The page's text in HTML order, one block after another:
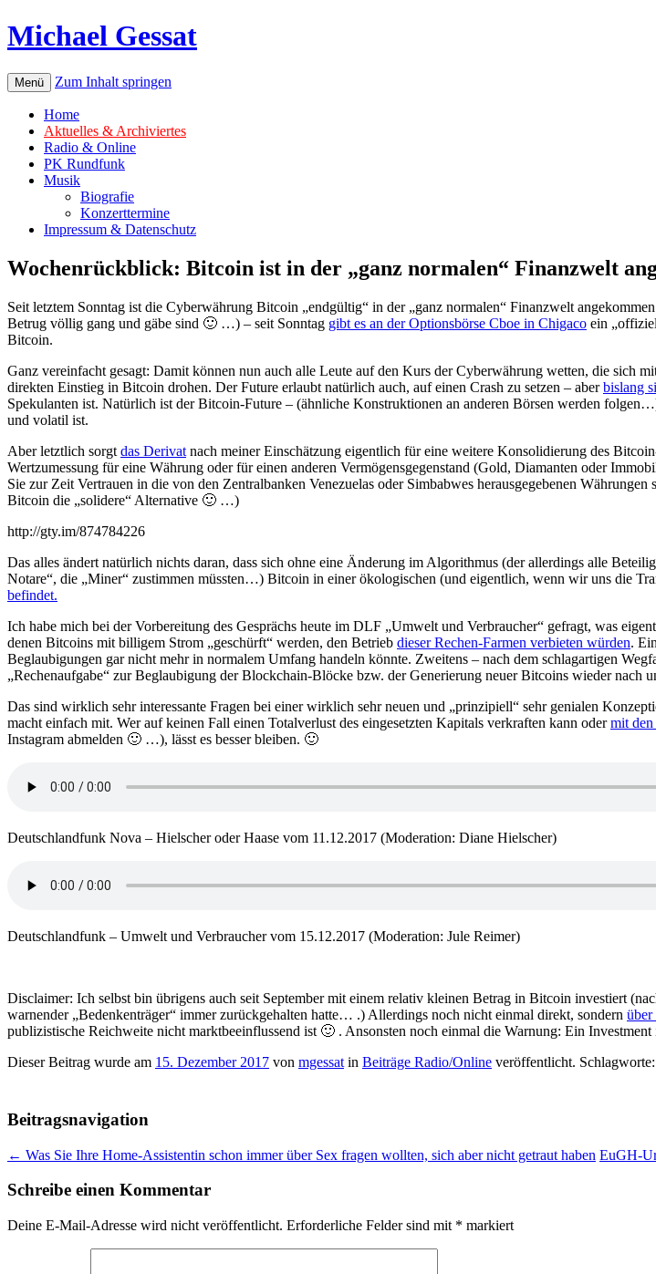
Michael Gessat
Menü Zum Inhalt springen
Home
Aktuelles & Archiviertes
Radio & Online
PK Rundfunk
Musik
Biografie
Konzerttermine
Impressum & Datenschutz
Wochenrückblick: Bitcoin ist in der „ganz normalen“ Finanzwelt
Seit letztem Sonntag ist die Cyberwährung Bitcoin „endgültig“ in der „ganz normalen“ Finanzwelt
Betrug völlig gang und gäbe sind 🙂 …) – seit Sonntag gibt es an der Optionsbörse Cboe in Chigaco ein
Bitcoin.
Ganz vereinfacht gesagt: Damit können nun auch alle Leute auf den Kurs der Cyberwährung wetten, die sich
direkten Einstieg in Bitcoin drohen. Der Future erlaubt natürlich auch, auf einen Crash zu setzen – aberbislang
Spekulanten ist. Natürlich ist der Bitcoin-Future – (ähnliche Konstruktionen an anderen Börsen werden
und volatil ist.
Aber letztlich sorgt das Derivat nach meiner Einschätzung eigentlich für eine weitere Konsolidierung des
Wertzumessung für eine Währung oder für einen anderen Vermögensgegenstand (Gold, Diamanten oder
Sie zur Zeit Vertrauen in die von den Zentralbanken Venezuelas oder Simbabwes herausgegebenen
Bitcoin die „solidere“ Alternative 🙂 …)
http://gty.im/874784226
Das alles ändert natürlich nichts daran, dass sich ohne eine Änderung im Algorithmus (der allerdings alle
Notare“, die „Miner“ zustimmen müssten…) Bitcoin in einer ökologischen (und eigentlich, wenn wir uns die
befindet.
Ich habe mich bei der Vorbereitung des Gesprächs heute im DLF „Umwelt und Verbraucher“ gefragt, was
denen Bitcoins mit billigem Strom „geschürft“ werden, den Betrieb dieser Rechen-Farmen verbieten würden.
Beglaubigungen gar nicht mehr in normalem Umfang handeln könnte. Zweitens – nach dem schlagartigen
„Rechenaufgabe“ zur Beglaubigung der Blockchain-Blöcke bzw. der Generierung neuer Bitcoins wieder
Das sind wirklich sehr interessante Fragen bei einer wirklich sehr neuen und „prinzipiell“ sehr genialen
macht einfach mit. Wer auf keinen Fall einen Totalverlust des eingesetzten Kapitals verkraften kann odermit
Instagram abmelden 🙂 …), lässt es besser bleiben. 🙂
Deutschlandfunk Nova – Hielscher oder Haase vom 11.12.2017 (Moderation: Diane Hielscher)
Deutschlandfunk – Umwelt und Verbraucher vom 15.12.2017 (Moderation: Jule Reimer)
Disclaimer: Ich selbst bin übrigens auch seit September mit einem relativ kleinen Betrag in Bitcoin investiert
warnender „Bedenkenträger“ immer zurückgehalten hatte… .) Allerdings noch nicht einmal direkt, sondern
publizistische Reichweite nicht marktbeeinflussend ist 🙂 . Ansonsten noch einmal die Warnung: Ein
Dieser Beitrag wurde am 15. Dezember 2017 von mgessat in Beiträge Radio/Online veröffentlicht. Schlagworte:
Beitragsnavigation
← Was Sie Ihre Home-Assistentin schon immer über Sex fragen wollten, sich aber nicht getraut haben EuGH-
Schreibe einen Kommentar
Deine E-Mail-Adresse wird nicht veröffentlicht. Erforderliche Felder sind mit * markiert